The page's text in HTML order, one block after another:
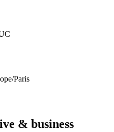
Paris
& business